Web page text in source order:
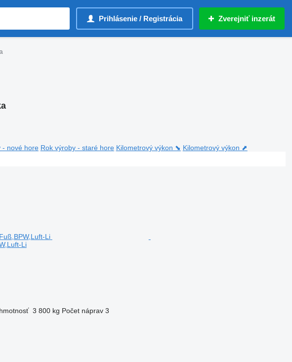
Prihlásenie / Registrácia Zverejniť inzerát
- nové hore Rok výroby - staré hore Kilometrový výkon ⬊ Kilometrový výkon ⬈
Li
3 800 kg Počet náprav 3